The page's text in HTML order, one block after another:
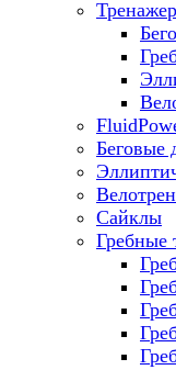
Беговые
Сайклы
Гребные